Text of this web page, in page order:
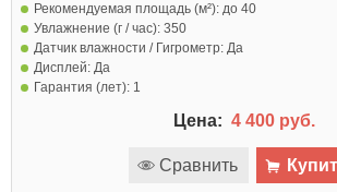
Рекомендуемая площадь (м²): до 40
Увлажнение (г / час): 350
Датчик влажности / Гигрометр: Да
Дисплей: Да
Гарантия (лет): 1
Цена: 4 400 руб.
Сравнить